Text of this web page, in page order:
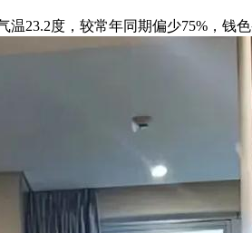
度，较常年同期偏少75%，钱色